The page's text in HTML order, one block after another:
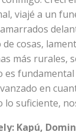
viajé a un
de cosas,
más rurales,
es fundamental
en
suficiente,
Kapú,